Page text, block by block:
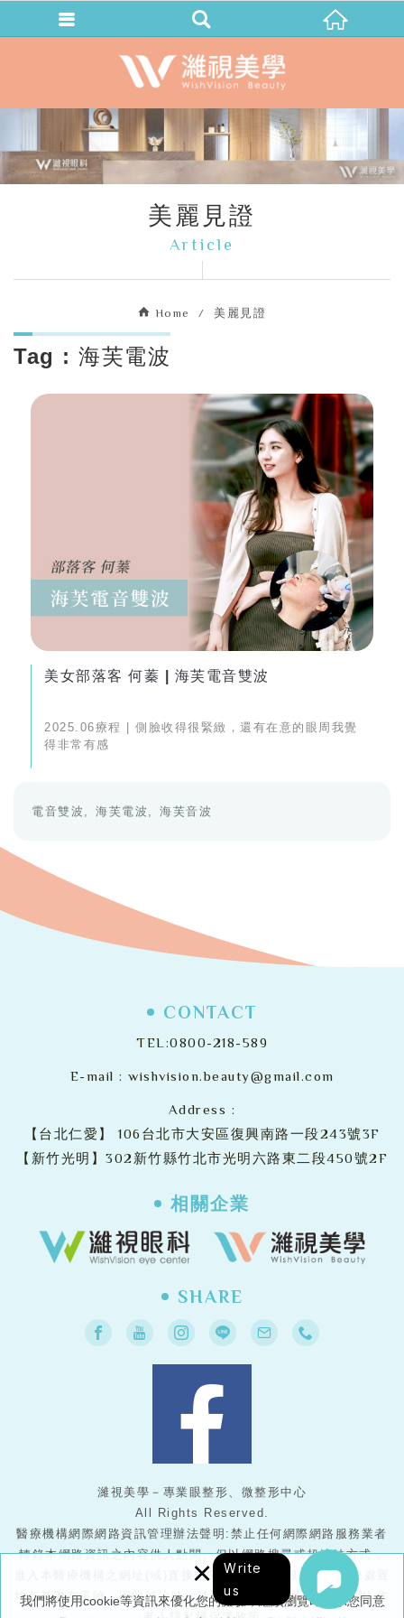
Write
us
我們將使用cookie等資訊來優化您的體驗，繼續瀏覽即表示您同意
×
美麗見證
Article
Home 美麗見證
Tag : 海芙電波
美女部落客 何蓁 | 海芙電音雙波
2025.06療程 | 側臉收得很緊緻，還有在意的眼周我覺
得非常有感
電音雙波 海芙電波 海芙音波
CONTACT
TEL:0800-218-589
E-mail : wishvision.beauty@gmail.com
Address :
【台北仁愛】 106台北市大安區復興南路一段243號3F
【新竹光明】302新竹縣竹北市光明六路東二段450號2F
相關企業
SHARE
濰視美學－專業眼整形、微整形中心
All Rights Reserved.
醫療機構網際網路資訊管理辦法聲明:禁止任何網際網路服務業者
轉錄本網路資訊之內容供人點閱。但以網路搜尋或超連結方式，
進入本醫療機構之網址(域)直接點閱者，不在此限。任何醫療處置
均有其潛在風險，因此就診時，請務必與醫護人員配合，謝謝! 作